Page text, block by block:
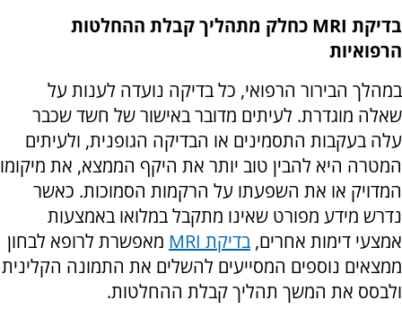
בדיקת MRI כחלק מתהליך קבלת ההחלטות
הרפואיות
במהלך הבירור הרפואי, כל בדיקה נועדה לענות על
שאלה מוגדרת. לעיתים מדובר באישור של חשד שכבר
עלה בעקבות התסמינים או הבדיקה הגופנית, ולעיתים
המטרה היא להבין טוב יותר את היקף הממצא, את מיקומו
המדויק או את השפעתו על הרקמות הסמוכות. כאשר
נדרש מידע מפורט שאינו מתקבל במלואו באמצעות
אמצעי דימות אחרים, בדיקת MRI
מאפשרת לרופא לבחון
ממצאים נוספים המסייעים להשלים את התמונה הקלינית
ולבסס את המשך תהליך קבלת ההחלטות.